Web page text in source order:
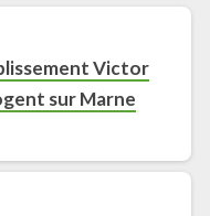
Victor
sur Marne